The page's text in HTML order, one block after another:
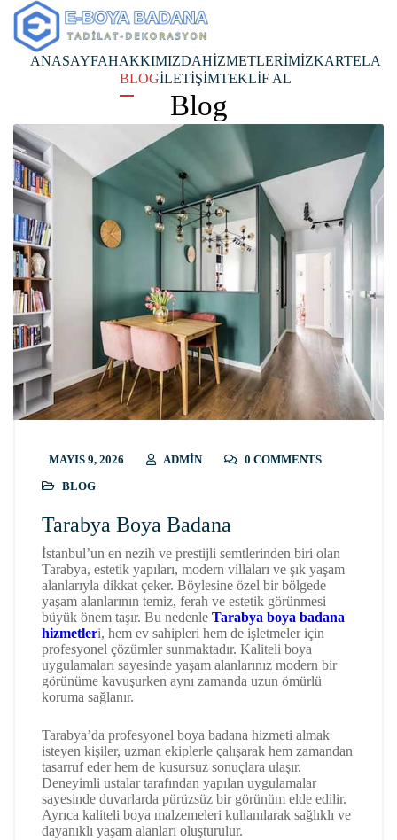
ANASAYFAHAKKIMIZDAHİZMETLERİMİZKARTELA
BLOGİLETİŞİMTEKLİF AL
Blog
MAYIS 9, 2026 ADMIN
0 COMMENTS
BLOG
Tarabya Boya Badana
İstanbul’un en nezih ve prestijli semtlerinden biri olan
Tarabya, estetik yapıları, modern villaları ve şık yaşam
alanlarıyla dikkat çeker. Böylesine özel bir bölgede
yaşam alanlarının temiz, ferah ve estetik görünmesi
büyük önem taşır. Bu nedenle Tarabya boya badana
hizmetleri, hem ev sahipleri hem de işletmeler için
profesyonel çözümler sunmaktadır. Kaliteli boya
uygulamaları sayesinde yaşam alanlarınız modern bir
görünüme kavuşurken aynı zamanda uzun ömürlü
koruma sağlanır.
Tarabya’da profesyonel boya badana hizmeti almak
isteyen kişiler, uzman ekiplerle çalışarak hem zamandan
tasarruf eder hem de kusursuz sonuçlara ulaşır.
Deneyimli ustalar tarafından yapılan uygulamalar
sayesinde duvarlarda pürüzsüz bir görünüm elde edilir.
Ayrıca kaliteli boya malzemeleri kullanılarak sağlıklı ve
dayanıklı yaşam alanları oluşturulur.